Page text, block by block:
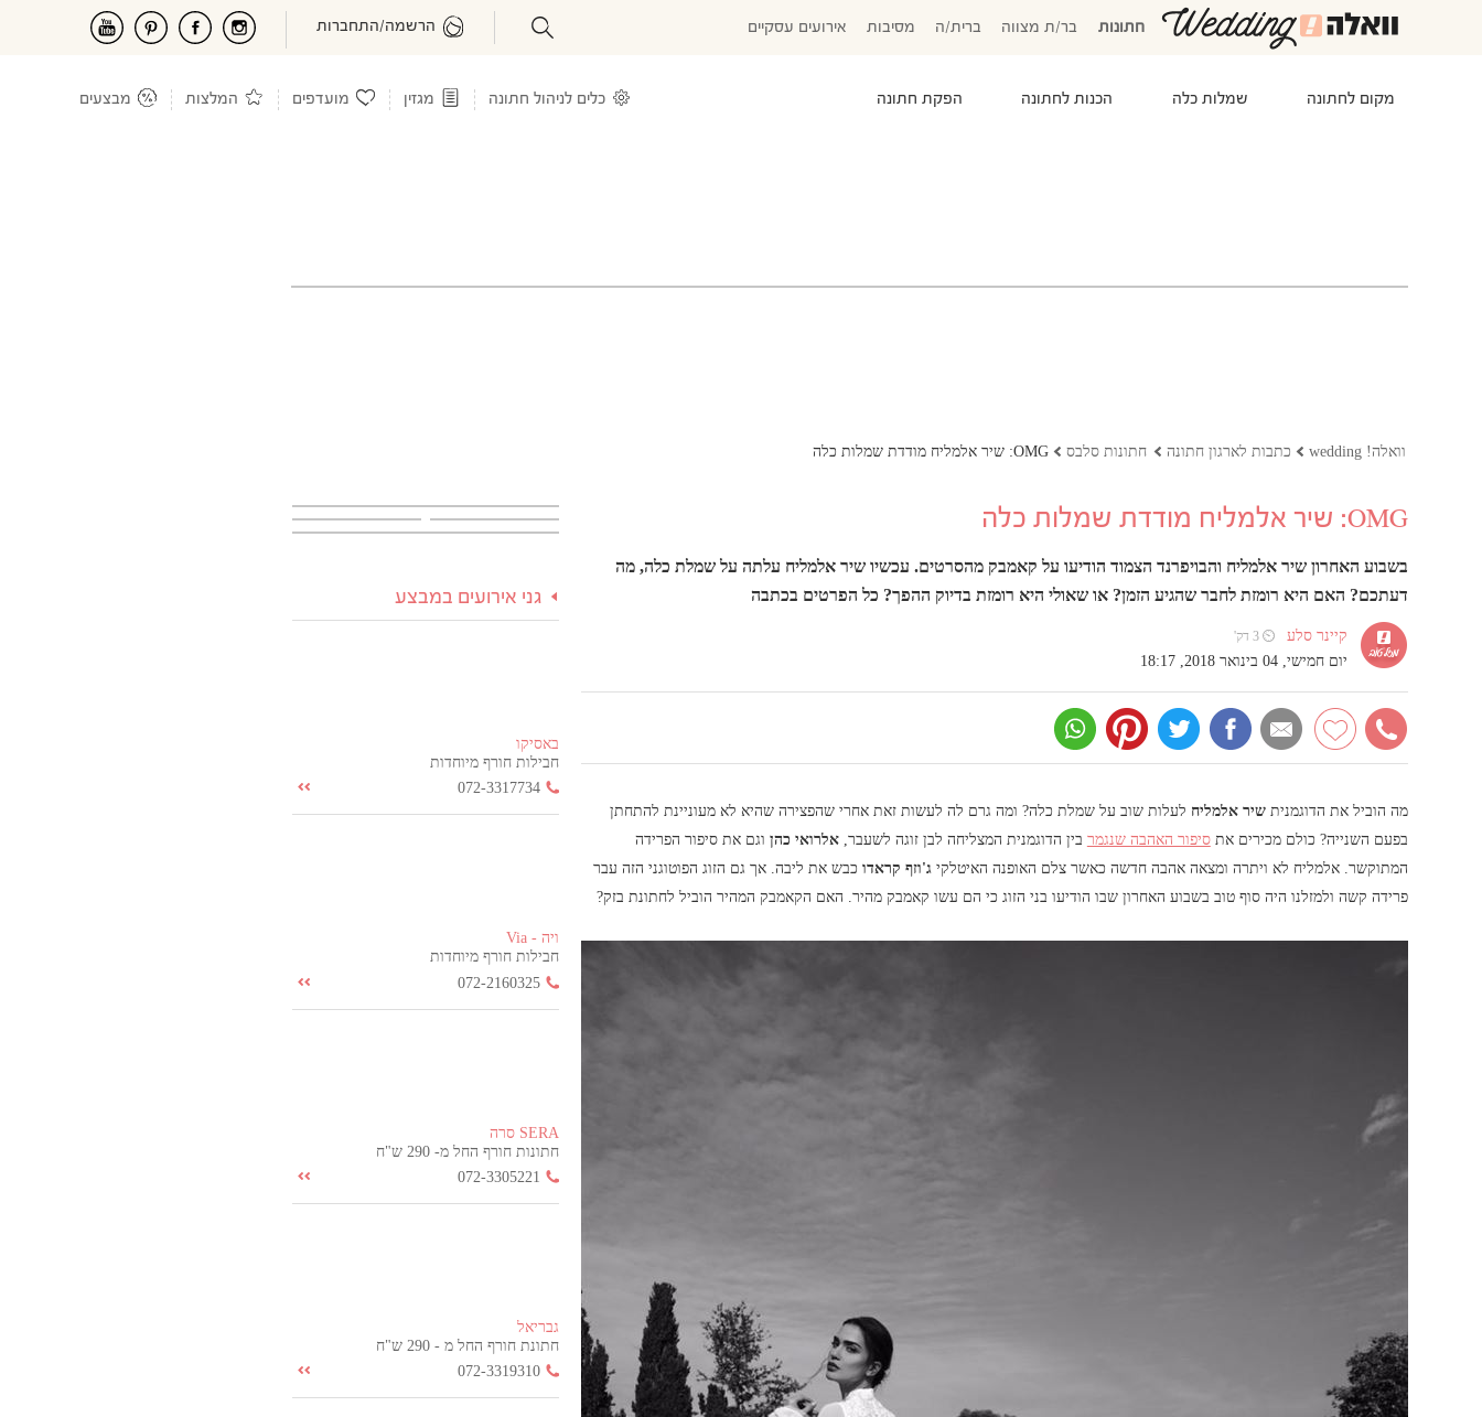
חתונות בר/ת מצווה ברית/ה מסיבות אירועים עסקיים הרשמה/התחברות
מקום לחתונה שמלות כלה הכנות לחתונה הפקת חתונה כלים לניהול חתונה מגזין מועדפים המלצות מבצעים
וואלה! wedding כתבות לארגון חתונה חתונות סלבס OMG: שיר אלמליח מודדת שמלות כלה
OMG: שיר אלמליח מודדת שמלות כלה
בשבוע האחרון שיר אלמליח והבויפרנד הצמוד הודיעו על קאמבק מהסרטים. עכשיו שיר אלמליח עלתה על שמלת כלה, מה
דעתכם? האם היא רומזת לחבר שהגיע הזמן? או שאולי היא רומזת בדיוק ההפך? כל הפרטים בכתבה
קיינר סלע ⏲ 3 דק'
יום חמישי, 04 בינואר 2018, 18:17
מה הוביל את הדוגמניתשיר אלמליח לעלות שוב על שמלת כלה? ומה גרם לה לעשות זאת אחרי שהפצירה שהיא לא מעוניינת להתחתן
בפעם השנייה? כולם מכירים אתסיפור האהבה שנגמר בין הדוגמנית המצליחה לבן זוגה לשעבר,אלרואי כהן וגם את סיפור הפרידה
המתוקשר. אלמליח לא ויתרה ומצאה אהבה חדשה כאשר צלם האופנה האיטלקיג'וזף קראדו כבש את ליבה. אך גם הזוג הפוטוגני הזה עבר
פרידה קשה ולמזלנו היה סוף טוב בשבוע האחרון שבו הודיעו בני הזוג כי הם עשו קאמבק מהיר. האם הקאמבק המהיר הוביל לחתונת בזק?
גני אירועים במבצע
באסיקו
חבילות חורף מיוחדות
072-3317734
ויה - Via
חבילות חורף מיוחדות
072-2160325
SERA סרה
חתונות חורף החל מ- 290 ש"ח
072-3305221
גבריאל
חתונת חורף החל מ - 290 ש"ח
072-3319310